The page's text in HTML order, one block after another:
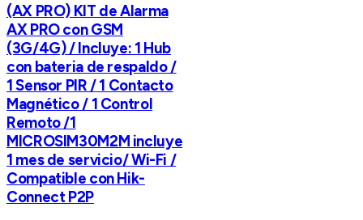
(AX PRO) KIT de Alarma
AX PRO con GSM
(3G/4G) / Incluye: 1 Hub
con bateria de respaldo /
1 Sensor PIR / 1 Contacto
Magnético / 1 Control
Remoto /1
MICROSIM30M2M incluye
1 mes de servicio/ Wi-Fi /
Compatible con Hik-
Connect P2P